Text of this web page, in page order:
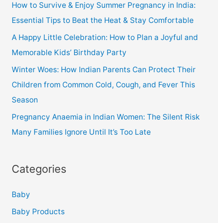
How to Survive & Enjoy Summer Pregnancy in India:
Essential Tips to Beat the Heat & Stay Comfortable
A Happy Little Celebration: How to Plan a Joyful and
Memorable Kids’ Birthday Party
Winter Woes: How Indian Parents Can Protect Their
Children from Common Cold, Cough, and Fever This
Season
Pregnancy Anaemia in Indian Women: The Silent Risk
Many Families Ignore Until It’s Too Late
Categories
Baby
Baby Products